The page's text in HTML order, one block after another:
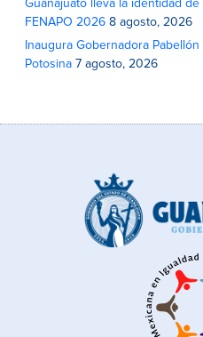
Guanajuato lleva la identidad
FENAPO 2026 8 agosto, 2026
Inaugura Gobernadora
Potosina 7 agosto, 2026